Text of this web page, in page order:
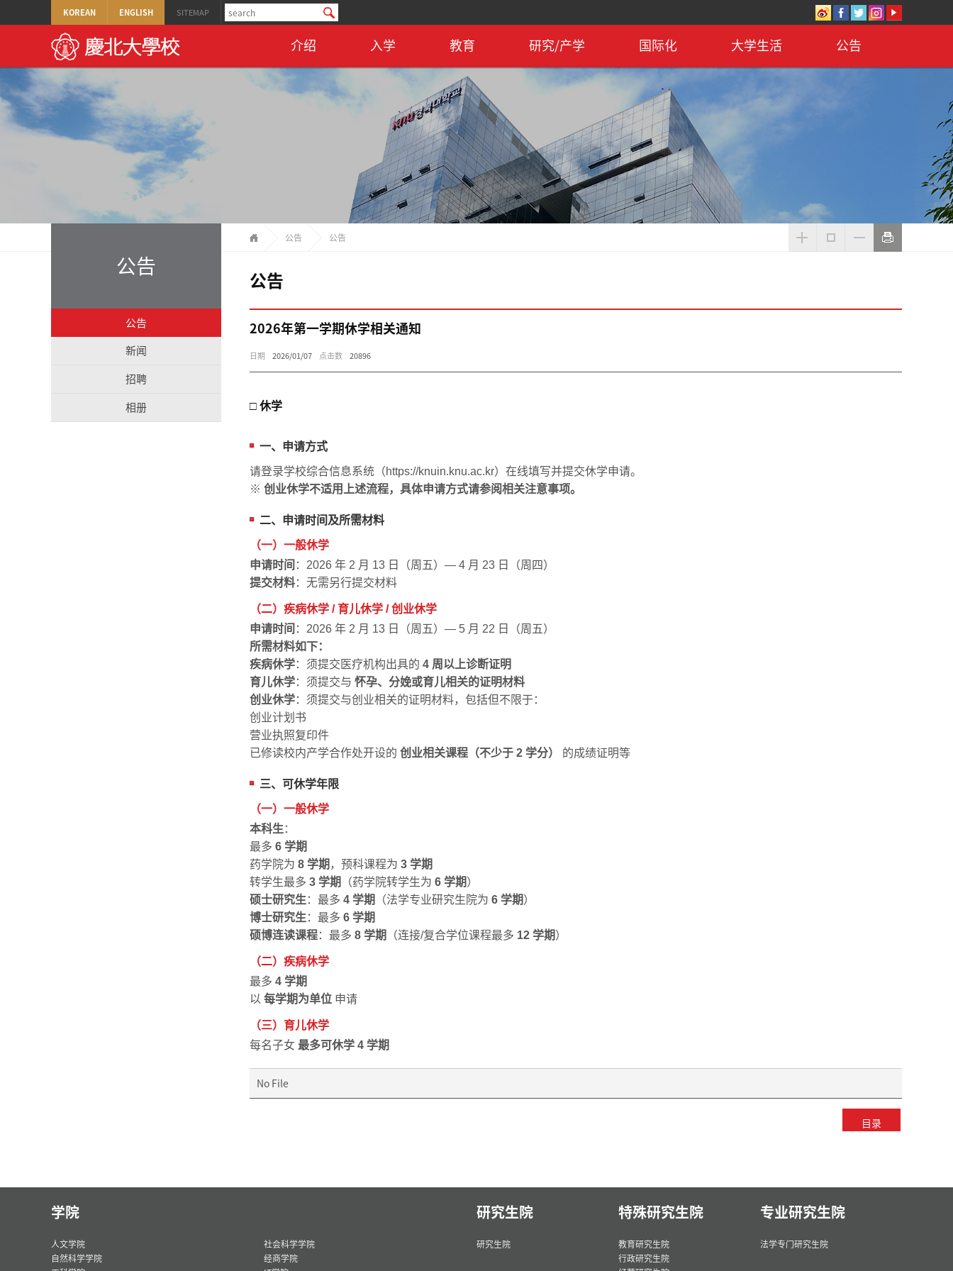
KOREAN ENGLISH SITEMAP
介绍 入学 教育 研究/产学 国际化 大学生活 公告
公告
公告
新闻
招聘
相册
公告 公告
公告
2026年第一学期休学相关通知
日期 2026/01/07 点击数 20896
□ 休学
一、申请方式
请登录学校综合信息系统（https://knuin.knu.ac.kr）在线填写并提交休学申请。
※ 创业休学不适用上述流程，具体申请方式请参阅相关注意事项。
二、申请时间及所需材料
（一）一般休学
申请时间 ：2026 年 2 月 13 日（周五）— 4 月 23 日（周四）
提交材料：无需另行提交材料
（二）疾病休学 / 育儿休学 / 创业休学
申请时间 ：2026 年 2 月 13 日（周五）— 5 月 22 日（周五）
所需材料如下：
疾病休学：须提交医疗机构出具的 4 周以上诊断证明
育儿休学：须提交与 怀孕、分娩或育儿相关的证明材料
创业休学：须提交与创业相关的证明材料，包括但不限于：
创业计划书
营业执照复印件
已修读校内产学合作处开设的 创业相关课程（不少于 2 学分） 的成绩证明等
三、可休学年限
（一）一般休学
本科生 ：
最多 6 学期
药学院为 8 学期 ，预科课程为 3 学期
转学生最多 3 学期 （药学院转学生为 6 学期）
硕士研究生 ：最多 4 学期 （法学专业研究生院为 6 学期）
博士研究生 ：最多 6 学期
硕博连读课程：最多 8 学期 （连接/复合学位课程最多 12 学期）
（二）疾病休学
最多 4 学期
以 每学期为单位 申请
（三）育儿休学
每名子女 最多可休学 4 学期
No File
目录
学院
人文学院
社会科学学院
自然科学学院
经商学院
研究生院
研究生院
特殊研究生院
教育研究生院
行政研究生院
专业研究生院
法学专门研究生院